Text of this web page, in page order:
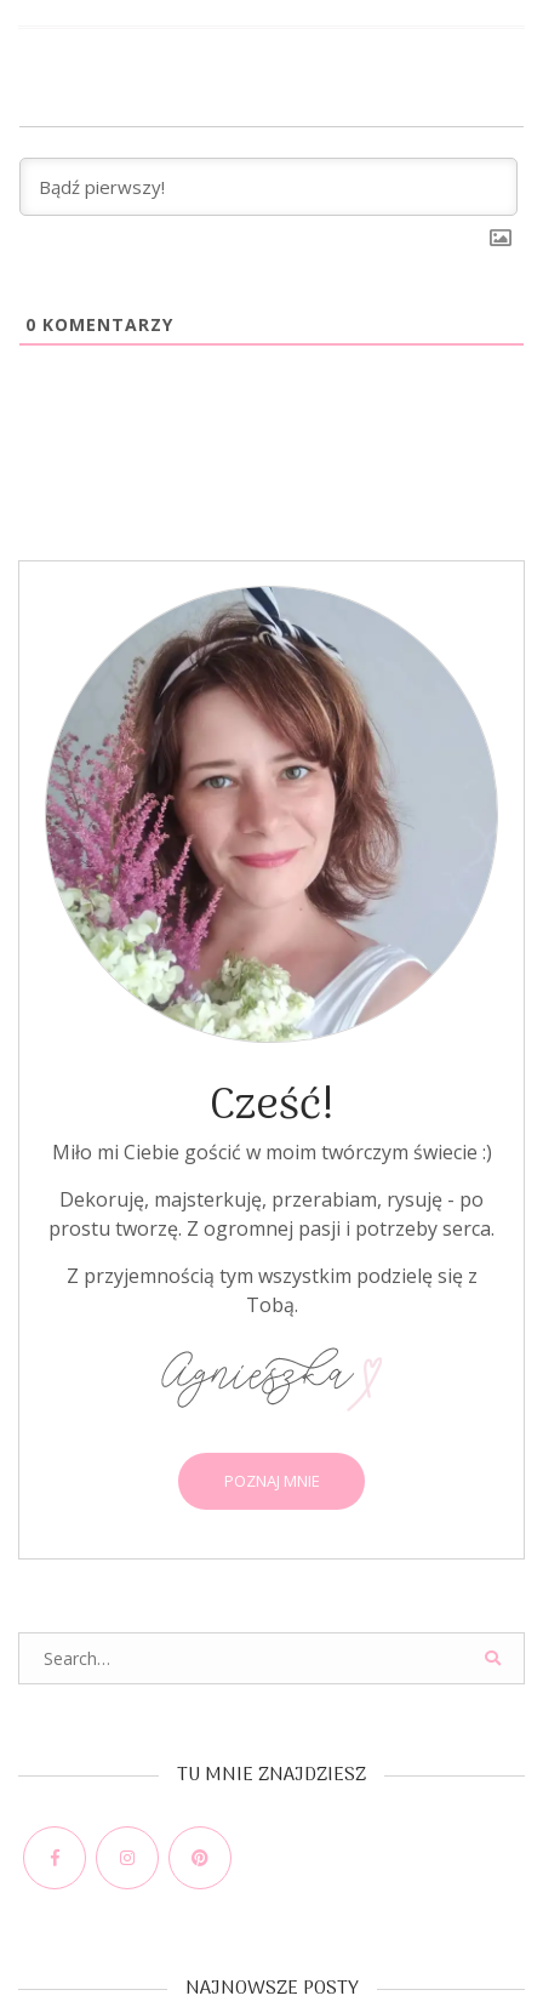
0 KOMENTARZY
Cześć!
Miło mi Ciebie gościć w moim twórczym świecie :)
Dekoruję, majsterkuję, przerabiam, rysuję - po
prostu tworzę. Z ogromnej pasji i potrzeby serca.
Z przyjemnością tym wszystkim podzielę się z
Tobą.
POZNAJ MNIE
Search
TU MNIE ZNAJDZIESZ
NAJNOWSZE POSTY